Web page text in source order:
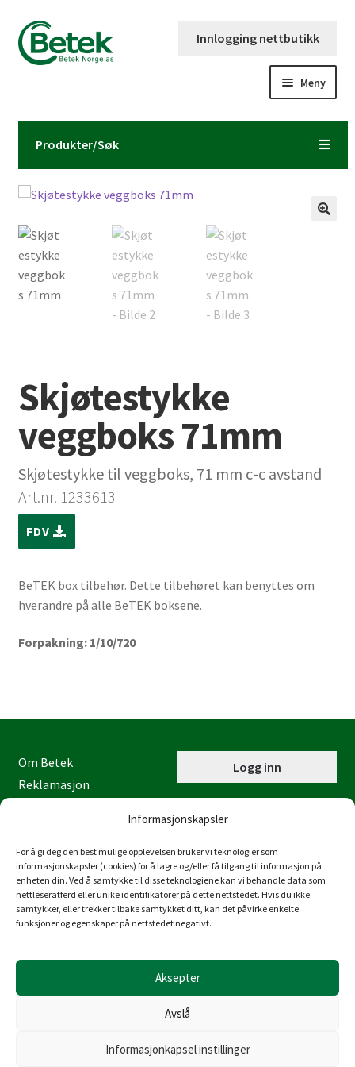
Informasjonskapsler
For å gi deg den best mulige opplevelsen bruker vi teknologier som
informasjonskapsler (cookies) for å lagre og/eller få tilgang til informasjon på
enheten din. Ved å samtykke til disse teknologiene kan vi behandle data som
nettleseratferd eller unike identifikatorer på dette nettstedet. Hvis du ikke
samtykker, eller trekker tilbake samtykket ditt, kan det påvirke enkelte
funksjoner og egenskaper på nettstedet negativt.
Aksepter
Avslå
Informasjonkapsel instillinger
Hopp
til
navigasjon
Hopp
til
innhold
Innlogging nettbutikk
Meny
Forsiden
Kontaktinformasjon
Om Betek Norge AS
Volumpriser
Skjøtestykke
veggboks 71mm
Skjøtestykke til veggboks, 71 mm c-c avstand
Art.nr. 1233613
FDV
BeTEK box tilbehør. Dette tilbehøret kan benyttes om
hverandre på alle BeTEK boksene.
Forpakning: 1/10/720
Produkter/Søk
Logg inn
Juraveien 4
4636 Kristiansand
Tlf: 38 53 15 00
Om Betek
Reklamasjon
Personvernerklæring
Åpenhetsloven
© Copyright Betek Norge AS 2026